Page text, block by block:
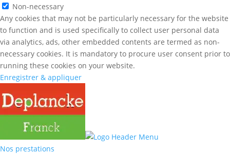
Non-necessary
Any cookies that may not be particularly necessary for the website
to function and is used specifically to collect user personal data
via analytics, ads, other embedded contents are termed as non-
necessary cookies. It is mandatory to procure user consent prior to
running these cookies on your website.
Enregistrer & appliquer
Nos prestations